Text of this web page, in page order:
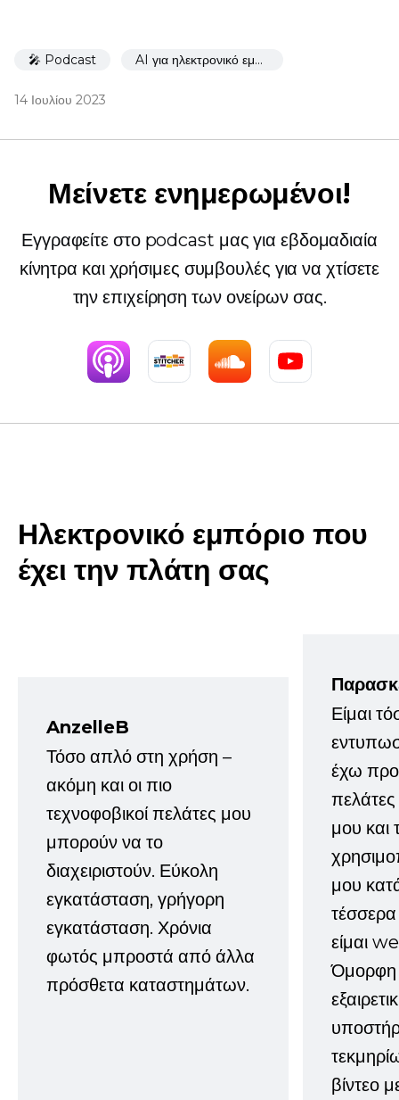
🎤 Podcast AI για ηλεκτρονικό εμπόριο
14 Ιουλίου 2023
Μείνετε ενημερωμένοι!
Εγγραφείτε στο podcast μας για εβδομαδιαία
κίνητρα και χρήσιμες συμβουλές για να χτίσετε
την επιχείρηση των ονείρων σας.
Ηλεκτρονικό εμπόριο που
έχει την πλάτη σας
AnzelleB
Τόσο απλό στη χρήση –
ακόμη και οι πιο
τεχνοφοβικοί πελάτες μου
μπορούν να το
διαχειριστούν. Εύκολη
εγκατάσταση, γρήγορη
εγκατάσταση. Χρόνια
φωτός μπροστά από άλλα
πρόσθετα καταστημάτων.
Είμαι
έχω
μου και
μου
είμαι
Όμορφη
βίντεο